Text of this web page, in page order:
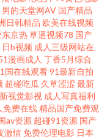
久人 欧美两性性交 91工
91精东传媒网站 不卡人
福利午夜无码 日韩无码第
字暮人妻一区二区 92自
男的天堂网AV 国产精品
日韩精品 欧美在线视频
京热草逼视频78 国产
日b视频 成人三级网站在
漫画成人 丁香5月综合
国在线观看91最新自拍
超碰吃瓜 久草涩涩 最新
新视觉影视 成人写真福利
免费在线精品国产免费观
av资源 超碰91资源 国产
激情免费伦理电影 日本